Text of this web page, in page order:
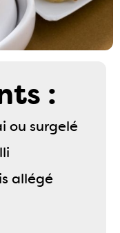
:
ou surgelé
allégé